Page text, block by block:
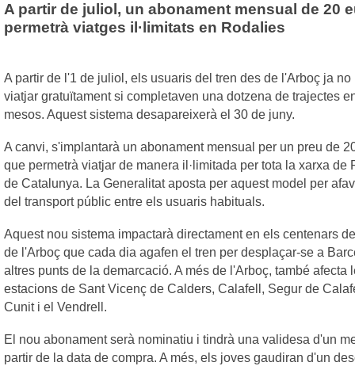
A partir de juliol, un abonament mensual de 20
permetrà viatges il·limitats en Rodalies
A partir de l'1 de juliol, els usuaris del tren des de l'Arboç ja no
viatjar gratuïtament si completaven una dotzena de trajectes
mesos. Aquest sistema desapareixerà el 30 de juny.
A canvi, s'implantarà un abonament mensual per un preu de
que permetrà viatjar de manera il·limitada per tota la xarxa de
de Catalunya. La Generalitat aposta per aquest model per
del transport públic entre els usuaris habituals.
Aquest nou sistema impactarà directament en els centenars
de l'Arboç que cada dia agafen el tren per desplaçar-se a
altres punts de la demarcació. A més de l'Arboç, també afecta
estacions de Sant Vicenç de Calders, Calafell, Segur de
Cunit i el Vendrell.
El nou abonament serà nominatiu i tindrà una validesa d'un
partir de la data de compra. A més, els joves gaudiran d'un